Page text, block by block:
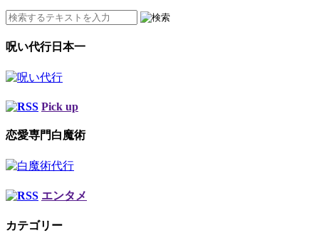
呪い代行日本一
Pick up
恋愛専門白魔術
エンタメ
カテゴリー